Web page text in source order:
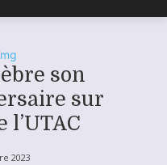
son
sur
l’UTAC
2023